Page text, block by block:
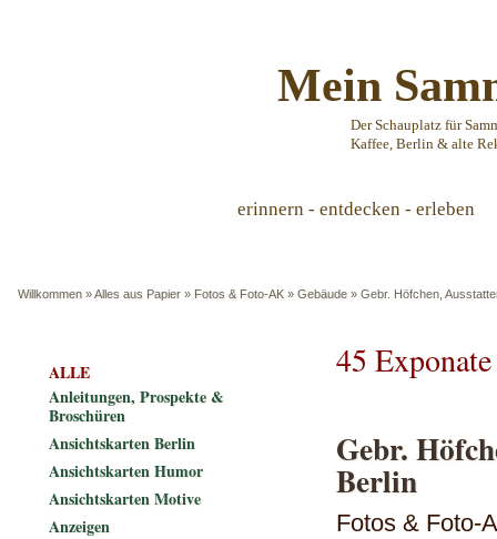
Mein
Der Schauplatz für
Kaffee, Berlin & alte
erinnern - entdecken - erleben
Willkommen »Alles aus Papier » Fotos & Foto-AK » Gebäude » Gebr. Höfchen,
45
Gebr.
Berlin
Fotos & Foto-
ALLE
Anleitungen, Prospekte &
Broschüren
Ansichtskarten Berlin
Ansichtskarten Humor
Ansichtskarten Motive
Anzeigen